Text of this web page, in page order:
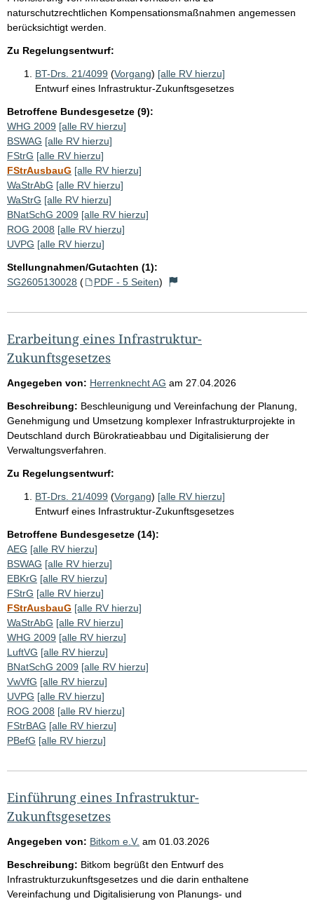
naturschutzrechtlichen Kompensationsmaßnahmen angemessen
berücksichtigt werden.
Zu Regelungsentwurf:
BT-Drs. 21/4099 (Vorgang) [alle RV hierzu]
Entwurf eines Infrastruktur-Zukunftsgesetzes
Betroffene Bundesgesetze (9):
WHG 2009 [alle RV hierzu]
BSWAG [alle RV hierzu]
FStrG [alle RV hierzu]
FStrAusbauG [alle RV hierzu]
WaStrAbG [alle RV hierzu]
WaStrG [alle RV hierzu]
BNatSchG 2009 [alle RV hierzu]
ROG 2008 [alle RV hierzu]
UVPG [alle RV hierzu]
Stellungnahmen/Gutachten (1):
SG2605130028 ( PDF - 5 Seiten)
Erarbeitung eines Infrastruktur-
Zukunftsgesetzes
Angegeben von: Herrenknecht AG am 27.04.2026
Beschreibung: Beschleunigung und Vereinfachung der Planung,
Genehmigung und Umsetzung komplexer Infrastrukturprojekte in
Deutschland durch Bürokratieabbau und Digitalisierung der
Verwaltungsverfahren.
Zu Regelungsentwurf:
BT-Drs. 21/4099 (Vorgang) [alle RV hierzu]
Entwurf eines Infrastruktur-Zukunftsgesetzes
Betroffene Bundesgesetze (14):
AEG [alle RV hierzu]
BSWAG [alle RV hierzu]
EBKrG [alle RV hierzu]
FStrG [alle RV hierzu]
FStrAusbauG [alle RV hierzu]
WaStrAbG [alle RV hierzu]
WHG 2009 [alle RV hierzu]
LuftVG [alle RV hierzu]
BNatSchG 2009 [alle RV hierzu]
VwVfG [alle RV hierzu]
UVPG [alle RV hierzu]
ROG 2008 [alle RV hierzu]
FStrBAG [alle RV hierzu]
PBefG [alle RV hierzu]
Einführung eines Infrastruktur-
Zukunftsgesetzes
Angegeben von: Bitkom e.V. am 01.03.2026
Beschreibung: Bitkom begrüßt den Entwurf des
Infrastrukturzukunftsgesetzes und die darin enthaltene
Vereinfachung und Digitalisierung von Planungs- und